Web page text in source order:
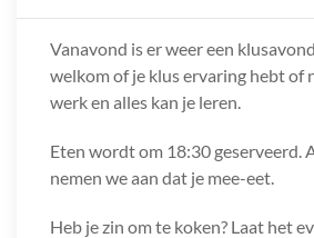
Vanavond is er weer een
welkom of je klus ervaring hebt of
werk en alles kan je leren.
Eten wordt om 18:30 geserveerd.
nemen we aan dat je mee-eet.
Heb je zin om te koken? Laat het